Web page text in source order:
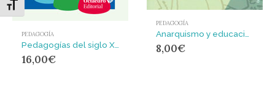
Alternar tamaño de letra
PEDAGOGÍA
Pedagogías del siglo XXI : Alternativas para la innovación educativa
16,00€
PEDAGOGÍA
8,00€